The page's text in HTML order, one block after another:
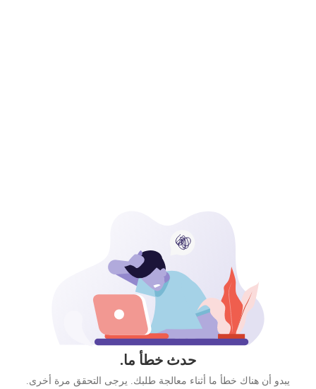
حدث خطأ ما.
يبدو أن هناك خطأ ما أثناء معالجة طلبك. يرجى التحقق مرة أخرى.